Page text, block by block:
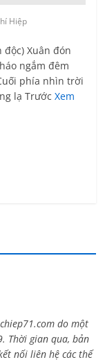
Hiệp
độc) Xuân đón
ngắm đêm
phía nhìn trời
lạ TrướcXem
do một
Thời gian qua, bản
nối liên hệ các thế